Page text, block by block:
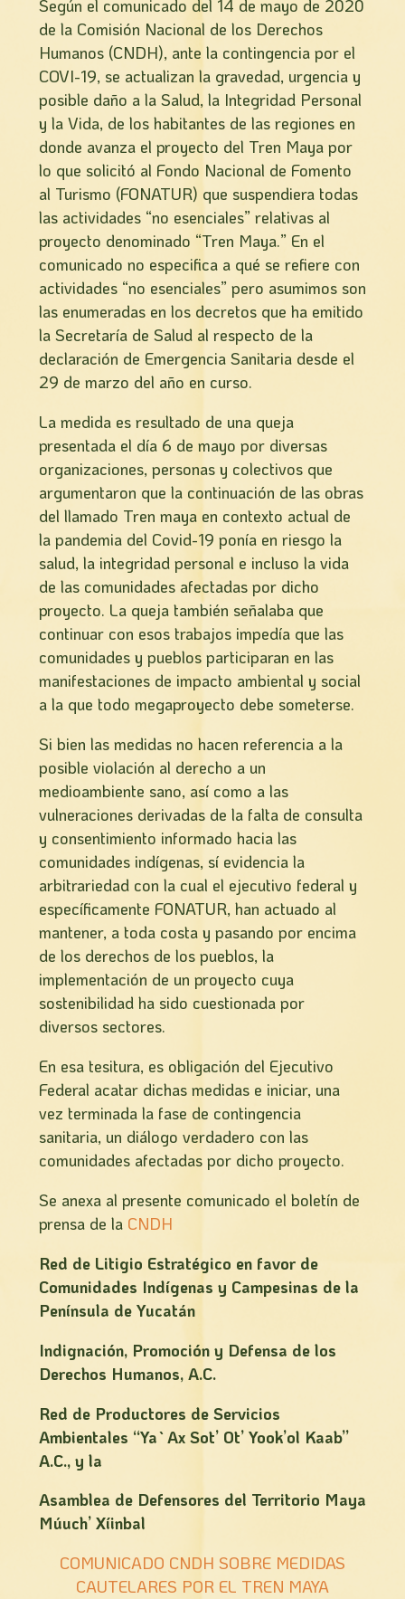
Según el comunicado del 14 de mayo de 2020
de la Comisión Nacional de los Derechos
Humanos (CNDH), ante la contingencia por el
COVI-19, se actualizan la gravedad, urgencia y
posible daño a la Salud, la Integridad Personal
y la Vida, de los habitantes de las regiones en
donde avanza el proyecto del Tren Maya por
lo que solicitó al Fondo Nacional de Fomento
al Turismo (FONATUR) que suspendiera todas
las actividades “no esenciales” relativas al
proyecto denominado “Tren Maya.” En el
comunicado no especifica a qué se refiere con
actividades “no esenciales” pero asumimos son
las enumeradas en los decretos que ha emitido
la Secretaría de Salud al respecto de la
declaración de Emergencia Sanitaria desde el
29 de marzo del año en curso.
La medida es resultado de una queja
presentada el día 6 de mayo por diversas
organizaciones, personas y colectivos que
argumentaron que la continuación de las obras
del llamado Tren maya en contexto actual de
la pandemia del Covid-19 ponía en riesgo la
salud, la integridad personal e incluso la vida
de las comunidades afectadas por dicho
proyecto. La queja también señalaba que
continuar con esos trabajos impedía que las
comunidades y pueblos participaran en las
manifestaciones de impacto ambiental y social
a la que todo megaproyecto debe someterse.
Si bien las medidas no hacen referencia a la
posible violación al derecho a un
medioambiente sano, así como a las
vulneraciones derivadas de la falta de consulta
y consentimiento informado hacia las
comunidades indígenas, sí evidencia la
arbitrariedad con la cual el ejecutivo federal y
específicamente FONATUR, han actuado al
mantener, a toda costa y pasando por encima
de los derechos de los pueblos, la
implementación de un proyecto cuya
sostenibilidad ha sido cuestionada por
diversos sectores.
En esa tesitura, es obligación del Ejecutivo
Federal acatar dichas medidas e iniciar, una
vez terminada la fase de contingencia
sanitaria, un diálogo verdadero con las
comunidades afectadas por dicho proyecto.
Se anexa al presente comunicado el boletín de
prensa de laCNDH
Red de Litigio Estratégico en favor de
Comunidades Indígenas y Campesinas de la
Península de Yucatán
Indignación, Promoción y Defensa de los
Derechos Humanos, A.C.
Red de Productores de Servicios
Ambientales “Ya`Ax Sot’ Ot’ Yook’ol Kaab”
A.C., y la
Asamblea de Defensores del Territorio Maya
Múuch’ Xíinbal
COMUNICADO CNDH SOBRE MEDIDAS
CAUTELARES POR EL TREN MAYA